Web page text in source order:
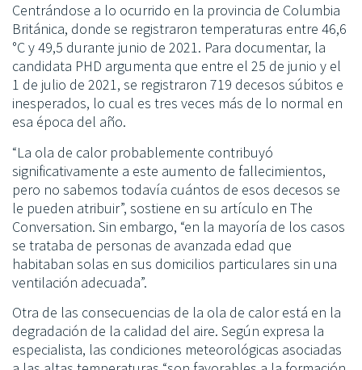
Centrándose a lo ocurrido en la provincia de Columbia
Británica, donde se registraron temperaturas entre 46,6
°C y 49,5 durante junio de 2021. Para documentar, la
candidata PHD argumenta que entre el 25 de junio y el
1 de julio de 2021, se registraron 719 decesos súbitos e
inesperados, lo cual es tres veces más de lo normal en
esa época del año.
“La ola de calor probablemente contribuyó
significativamente a este aumento de fallecimientos,
pero no sabemos todavía cuántos de esos decesos se
le pueden atribuir”, sostiene en su artículo en The
Conversation. Sin embargo, “en la mayoría de los casos
se trataba de personas de avanzada edad que
habitaban solas en sus domicilios particulares sin una
ventilación adecuada”.
Otra de las consecuencias de la ola de calor está en la
degradación de la calidad del aire. Según expresa la
especialista, las condiciones meteorológicas asociadas